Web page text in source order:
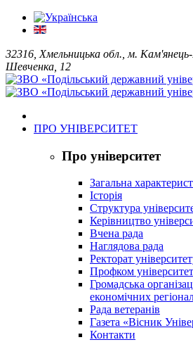
32316, Хмельницька обл., м. Кам'янець-
Шевченка, 12
ПРО УНІВЕРСИТЕТ
Про університет
Загальна
Історія
Структура
Керівництво
Вчена рада
Наглядова рада
Ректорат
Профком
Громадська
економічних
Рада ветеранів
Газета «Вісник
Контакти